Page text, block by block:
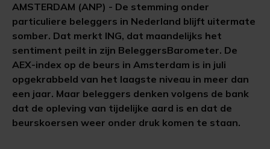
AMSTERDAM (ANP) - De stemming onder
particuliere beleggers in Nederland blijft uitermate
somber. Dat merkt ING, dat maandelijks het
sentiment peilt in zijn BeleggersBarometer. De
AEX-index op de beurs in Amsterdam is in juli
opgekrabbeld van het laagste niveau in meer dan
een jaar. Maar beleggers denken volgens de bank
dat de opleving van tijdelijke aard is en dat de
beurskoersen weer onder druk komen te staan.